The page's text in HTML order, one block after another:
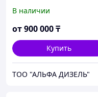
В наличии
от900 000₸
Купить
ТОО "АЛЬФА ДИЗЕЛЬ"